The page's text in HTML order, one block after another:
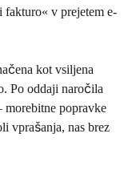
fakturo« v prejetem e-
kot vsiljena
Po oddaji naročila
morebitne popravke
vprašanja, nas brez